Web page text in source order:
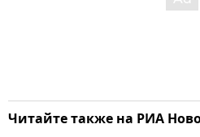
Читайте также на РИА